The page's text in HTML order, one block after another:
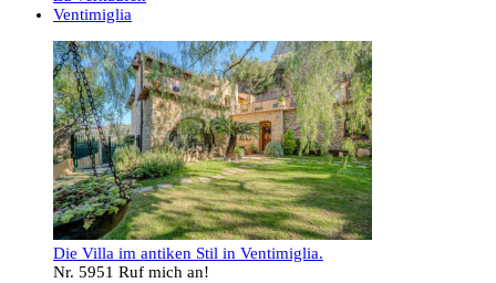
Ventimiglia
Die Villa im antiken Stil in Ventimiglia.
Nr. 5951 Ruf mich an!